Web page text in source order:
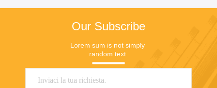
Our Subscribe
Lorem sum is not simply
random text.